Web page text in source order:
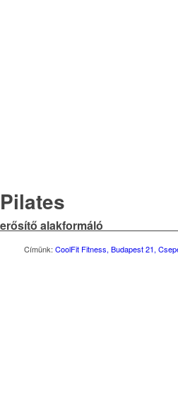
Pilates
erősítő alakformáló
Címünk: CoolFit Fitness, Budapest 21,